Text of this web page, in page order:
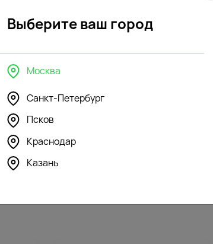
296
желтом комбинезоне
Выберите ваш город
Москва
Санкт-Петербург
Псков
Краснодар
Казань